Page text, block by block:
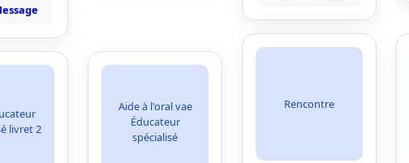
livret 2
Aide à l'oral vae
Éducateur
spécialisé
Rencontre